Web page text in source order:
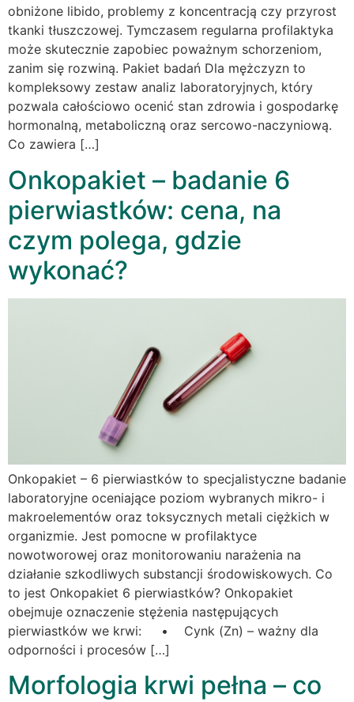
obniżone libido, problemy z koncentracją czy przyrost
tkanki tłuszczowej. Tymczasem regularna profilaktyka
może skutecznie zapobiec poważnym schorzeniom,
zanim się rozwiną. Pakiet badań Dla mężczyzn to
kompleksowy zestaw analiz laboratoryjnych, który
pozwala całościowo ocenić stan zdrowia i gospodarkę
hormonalną, metaboliczną oraz sercowo-naczyniową.
Co zawiera […]
Onkopakiet – badanie 6
pierwiastków: cena, na
czym polega, gdzie
wykonać?
Onkopakiet – 6 pierwiastków to specjalistyczne badanie
laboratoryjne oceniające poziom wybranych mikro- i
makroelementów oraz toksycznych metali ciężkich w
organizmie. Jest pomocne w profilaktyce
nowotworowej oraz monitorowaniu narażenia na
działanie szkodliwych substancji środowiskowych. Co
to jest Onkopakiet 6 pierwiastków? Onkopakiet
obejmuje oznaczenie stężenia następujących
pierwiastków we krwi: • Cynk (Zn) – ważny dla
odporności i procesów […]
Morfologia krwi pełna – co